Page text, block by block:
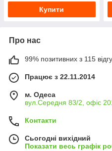
Купити
Про нас
99% позитивних з 115
Працює з 22.11.2014
м. Одеса
вул.Середня 83/2, офіс
Контакти
Сьогодні вихідний
Показати весь графік